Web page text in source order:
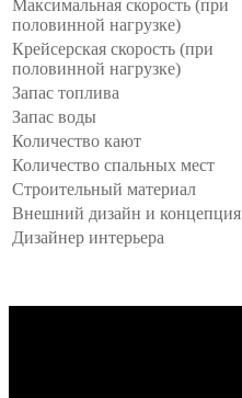
Максимальная скорость (при
половинной нагрузке)
Крейсерская скорость (при
половинной нагрузке)
Запас топлива
Запас воды
Количество кают
Количество спальных мест
Строительный материал
Внешний дизайн и концепция
Дизайнер интерьера